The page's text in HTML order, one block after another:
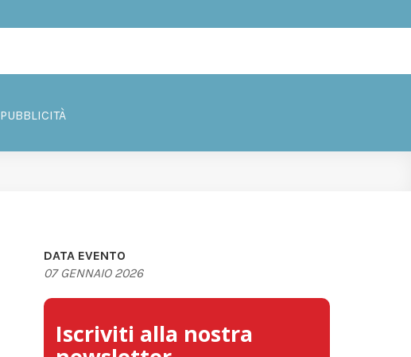
PUBBLICITÀ
DATA EVENTO
07 GENNAIO 2026
Iscriviti alla nostra